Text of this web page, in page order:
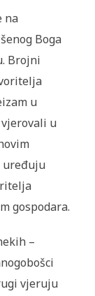
na
Boga
Brojni
u
u
uređuju
gospodara.
–
vjeruju